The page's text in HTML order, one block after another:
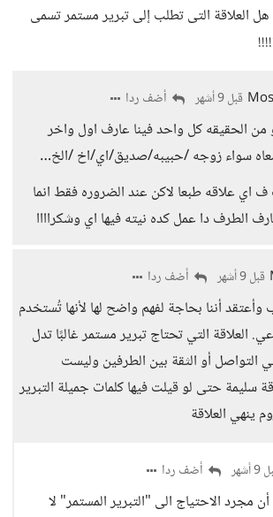
العلاقة التى تطلب إلى تبرير مستمر تسمى
قبل 9 أشهر أضف ردا
من الحقيقه كل واحد فينا عارف اول واخر
سواء زوجه /حبيبه/صديق/اي/اخ /الخ…
ف اي علاقه طبعا لاكن عند الضروره فقط انما
الطرف دا عمل كده نيته فيها اي وشكراااا
قبل 9 أشهر أضف ردا
وأعتقد أننا بحاجة لفهم واضح لها لأنها تُستخدم
العلاقة التي تحتاج تبرير مستمر غالبًا تدل
التواصل أو الثقة بين الطرفين وليست
سليمة حتى لو قيلت فيها كلمات جميلة التبرير
ينهي العلاقة
أضف ردا
مجرد الاحتياج الى "التبرير المستمر" لا